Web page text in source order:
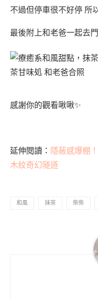
不過但停車很不好停 所
最後附上和老爸一起去
感謝你的觀看啾啾✨
延伸閱讀： 隱蔽感爆棚
木紋奇幻隧道
和風 抹茶 柴柴